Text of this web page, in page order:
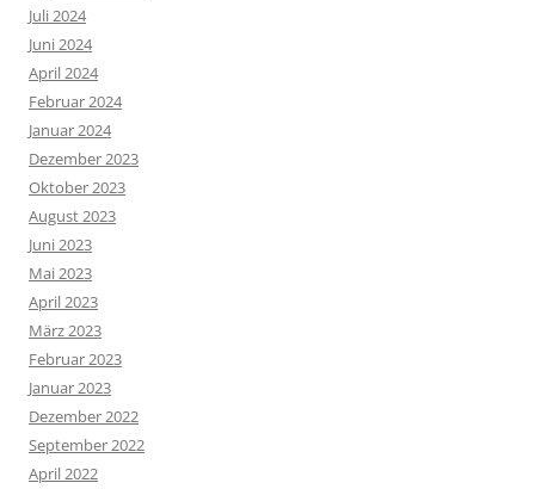
Juli 2024
Juni 2024
April 2024
Februar 2024
Januar 2024
Dezember 2023
Oktober 2023
August 2023
Juni 2023
Mai 2023
April 2023
März 2023
Februar 2023
Januar 2023
Dezember 2022
September 2022
April 2022